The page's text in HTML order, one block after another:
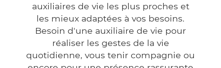
auxiliaires de vie les plus proches et
les mieux adaptées à vos besoins.
Besoin d'une auxiliaire de vie pour
réaliser les gestes de la vie
quotidienne, vous tenir compagnie ou